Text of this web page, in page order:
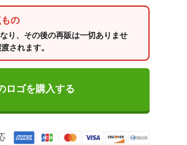
の
り、その後の再販は一切ありませ
されます。
ロゴを購入する